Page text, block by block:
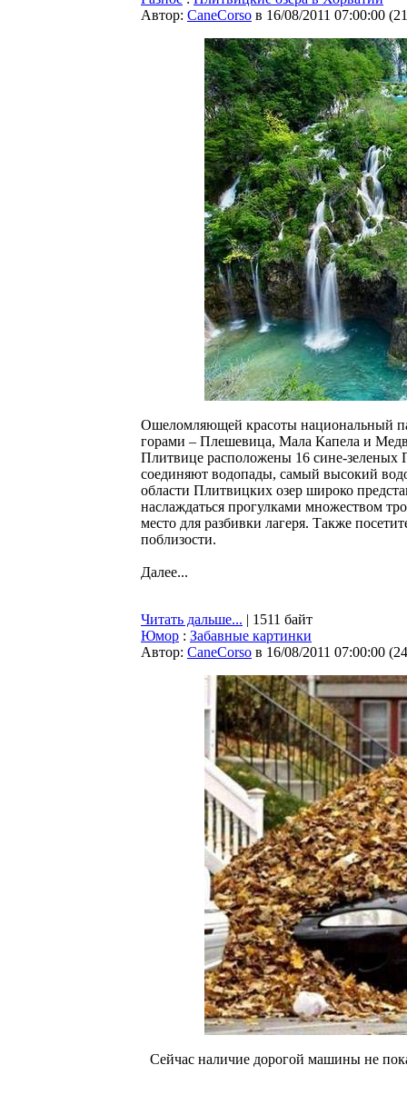
Автор: CaneCorso в 16/08/2011 07:00:00 (
Ошеломляющей красоты национальный
горами – Плешевица, Мала Капела и
Плитвице расположены 16 сине-зеленых
соединяют водопады, самый высокий
области Плитвицких озер широко
наслаждаться прогулками множеством
место для разбивки лагеря. Также
поблизости.
Далее...
Читать дальше... | 1511 байт
Юмор : Забавные картинки
Автор: CaneCorso в 16/08/2011 07:00:00 (
Сейчaс нaличие дорогой мaшины не